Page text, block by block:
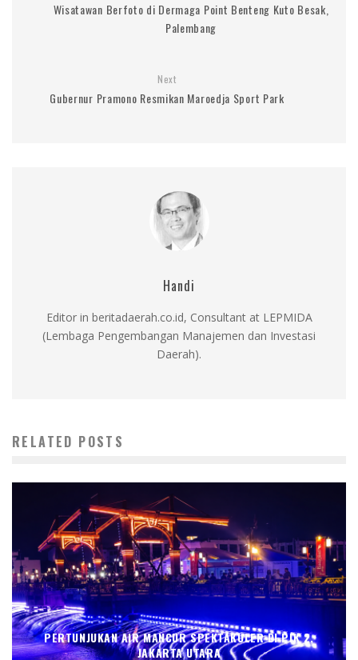
Wisatawan Berfoto di Dermaga Point Benteng Kuto Besak,
Palembang
Next
Gubernur Pramono Resmikan Maroedja Sport Park
Handi
Editor in beritadaerah.co.id, Consultant at LEPMIDA
(Lembaga Pengembangan Manajemen dan Investasi
Daerah).
RELATED POSTS
PERTUNJUKAN AIR MANCUR SPEKTAKULER DI PIK 2,
JAKARTA UTARA